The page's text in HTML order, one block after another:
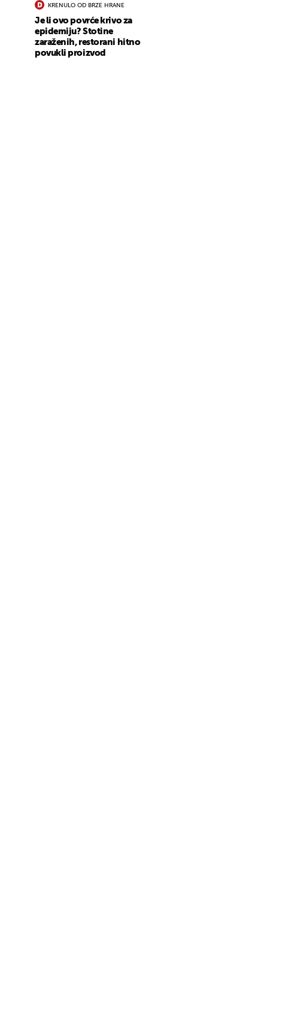
KRENULO OD BRZE HRANE
Je li ovo povrće krivo za
epidemiju? Stotine
zaraženih, restorani hitno
povukli proizvod